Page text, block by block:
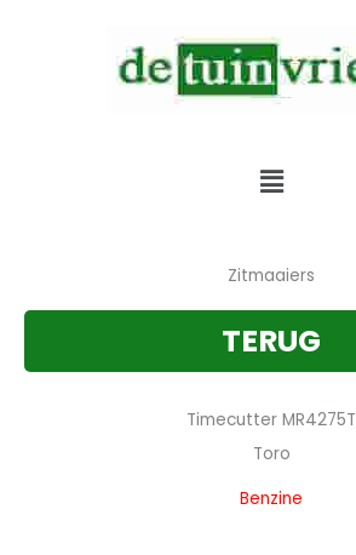
Menu
Zitmaaiers
TERUG
Timecutter MR4275T
Toro
Benzine